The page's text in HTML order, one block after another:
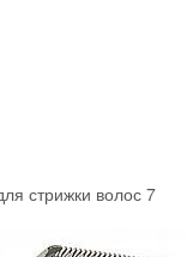
стрижки волос 7